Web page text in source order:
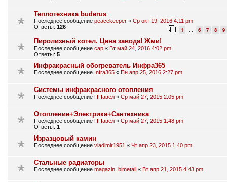
Теплотехника buderus
Последнее сообщение peacekeeper « Ср окт 19, 2016 4:11 pm
Ответы: 126 1 … 6 7 8 9
Пиролизный котел. Цена завода! Жми!
Последнее сообщение cap « Вт май 24, 2016 4:02 pm
Ответы: 5
Инфракрасный обогреватель Инфра365
Последнее сообщение Infra365 « Пн апр 25, 2016 2:27 pm
Системы инфракрасного отопления
Последнее сообщение ППавел « Ср май 27, 2015 2:05 pm
Отопление+Электрика+Сантехника
Последнее сообщение ППавел « Ср май 27, 2015 1:48 pm
Ответы: 1
Изразцовый камин
Последнее сообщение vladimir1951 « Чт апр 23, 2015 1:40 pm
Стальные радиаторы
Последнее сообщение magazin_bimetall « Вт апр 21, 2015 4:43 pm